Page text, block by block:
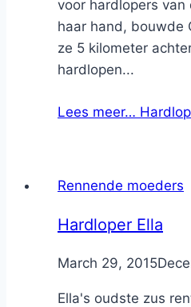
voor hardlopers
haar hand, bouwde
ze 5 kilometer
hardlopen...
Lees meer…
Rennende moeders
Hardloper Ella
ByNicole
March 29, 2015
Ella's oudste zus